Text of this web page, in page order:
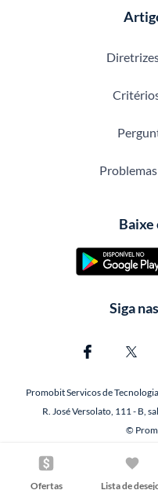
Ofertas Lista de
Siga
Promobit Servicos de
R. José Versolato, 111 - B,
©